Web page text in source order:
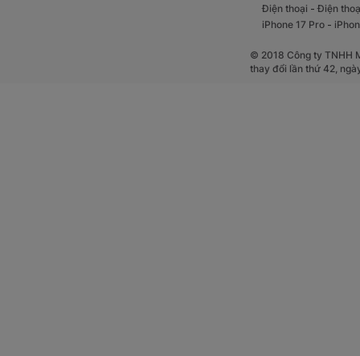
Điện thoại -Điện
iPhone 17 Pro -
© 2018 Công ty TNHH
thay đổi lần thứ 42,